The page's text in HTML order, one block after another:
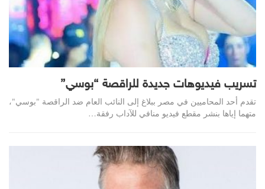
تسريب فيديوهات جديدة للراقصة “بوسي”
تقدم أحد المحاميين في مصر ببلاغ إلى النائب العام ضد الراقصة "بوسي"،
متهما إياها بنشر مقطع فيديو منافي للآداب رفقة…